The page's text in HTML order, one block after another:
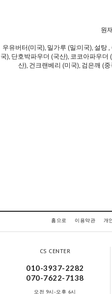
원
우유버터(미국), 밀가루 (밀:미국), 설탕
국), 단호박파우더 (국산), 코코아파우더
산), 건크랜베리 (미국), 검은깨 (
홈으로 이용약관 개
CS CENTER
010-3937-2282
070-7622-7138
오전 9시-오후 6시